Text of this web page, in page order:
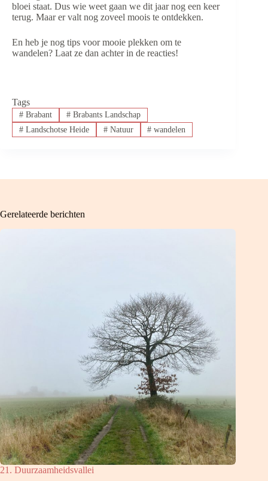
bloei staat. Dus wie weet gaan we dit jaar nog een keer
terug. Maar er valt nog zoveel moois te ontdekken.
En heb je nog tips voor mooie plekken om te
wandelen? Laat ze dan achter in de reacties!
Tags
#Brabant #Brabants Landschap
#Landschotse Heide #Natuur # wandelen
Gerelateerde berichten
21. Duurzaamheidsvallei